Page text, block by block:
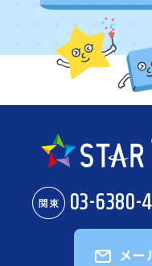
関東 03-6380-
メー